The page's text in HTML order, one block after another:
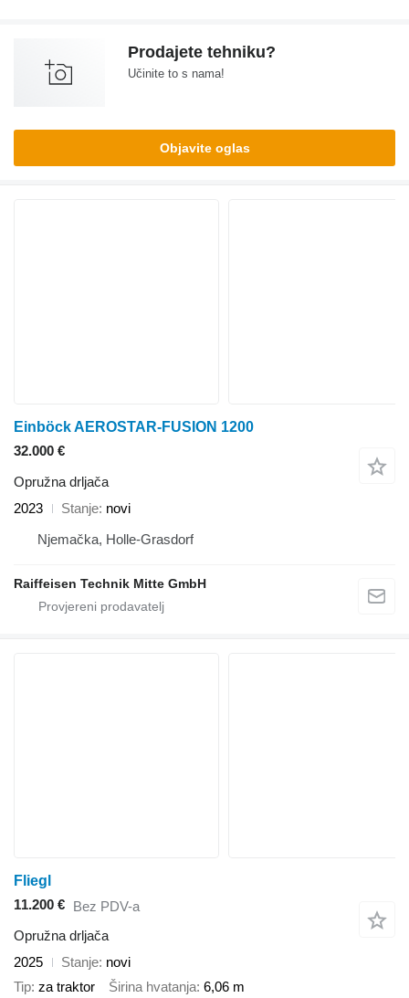
Prodajete tehniku?
Učinite to s nama!
Objavite oglas
Einböck AEROSTAR-FUSION 1200
32.000 €
Opružna drljača
2023
Stanje novi
Njemačka, Holle-Grasdorf
Raiffeisen Technik Mitte GmbH
Fliegl
11.200 € Bez PDV-a
Opružna drljača
2025
Stanje novi
Tip za traktor Širina hvatanja 6,06 m